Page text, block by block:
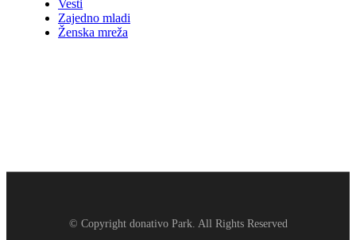
Vesti
Zajedno mladi
Ženska mreža
© Copyright donativo Park. All Rights Reserved